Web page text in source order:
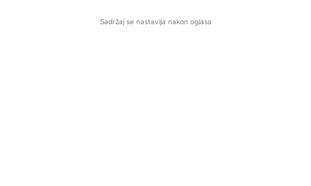
Sadržaj se nastavlja nakon oglasa